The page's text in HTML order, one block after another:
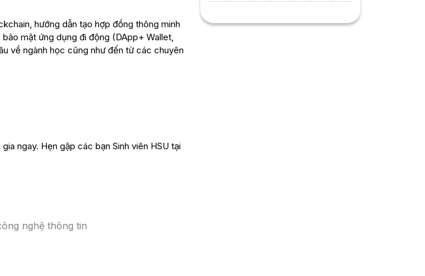
hướng dẫn tạo hợp đồng thông minh
mật ứng dụng đi động (DApp+ Wallet,
về ngành học cũng như đến từ các chuyên
ngay. Hẹn gặp các bạn Sinh viên HSU tại
nghệ thông tin